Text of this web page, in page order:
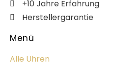
+10 Jahre Erfahrung
Herstellergarantie
Menü
Alle Uhren